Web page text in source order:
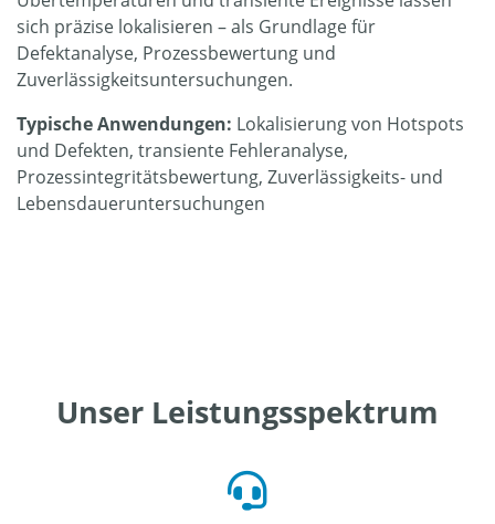
sich präzise lokalisieren – als Grundlage für
Defektanalyse, Prozessbewertung und
Zuverlässigkeitsuntersuchungen.
Typische Anwendungen: Lokalisierung von Hotspots
und Defekten, transiente Fehleranalyse,
Prozessintegritätsbewertung, Zuverlässigkeits- und
Lebensdaueruntersuchungen
Unser Leistungsspektrum